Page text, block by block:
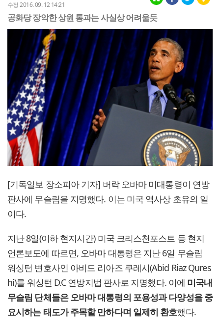
수정 2016. 09. 12 14:21
공화당 장악한 상원 통과는 사실상 어려울듯
[기독일보 장소피아 기자] 버락 오바마 미대통령이 연방
판사에 무슬림을 지명했다. 이는 미국 역사상 초유의 일
이다.
지난 8일(이하 현지시간) 미국 크리스천포스트 등 현지
언론보도에 따르면, 오바마 대통령은 지난 6일 무슬림
워싱턴 변호사인 아비드 리아즈 쿠레시(Abid Riaz Qures
hi)를 워싱턴 D.C 연방지법 판사로 지명했다. 이에 미국내
무슬림 단체들은 오바마 대통령의 포용성과 다양성을 중
요시하는 태도가 주목할 만하다며 일제히 환호했다.